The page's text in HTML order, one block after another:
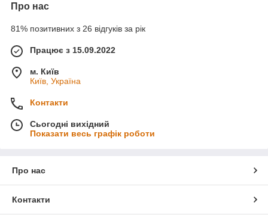
Про нас
81% позитивних з 26 відгуків за рік
Працює з 15.09.2022
м. Київ
Київ, Україна
Контакти
Сьогодні вихідний
Показати весь графік роботи
Про нас
Контакти